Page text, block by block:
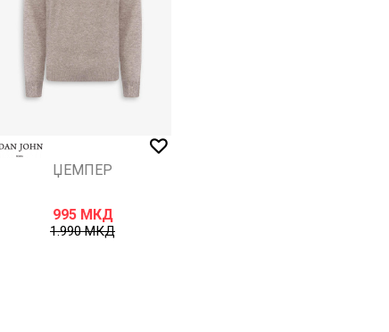
ЏЕМПЕР
995 МКД
1.990МКД